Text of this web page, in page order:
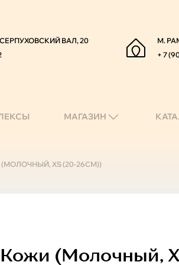
ВАЛ, 20
М.
+ 7
МАГАЗИН
XS (20-26СМ))
(молочный,